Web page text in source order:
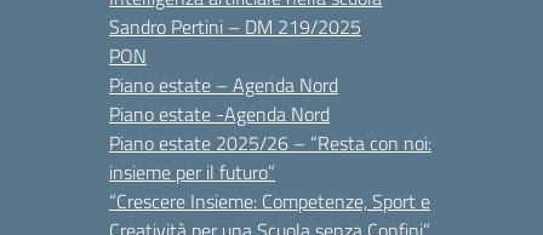
Sandro Pertini – DM 219/2025
PON
Piano estate – Agenda Nord
Piano estate -Agenda Nord
Piano estate 2025/26 – “Resta con noi:
insieme per il futuro”
“Crescere Insieme: Competenze, Sport e